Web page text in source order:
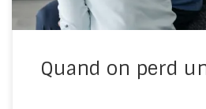
Quand on perd